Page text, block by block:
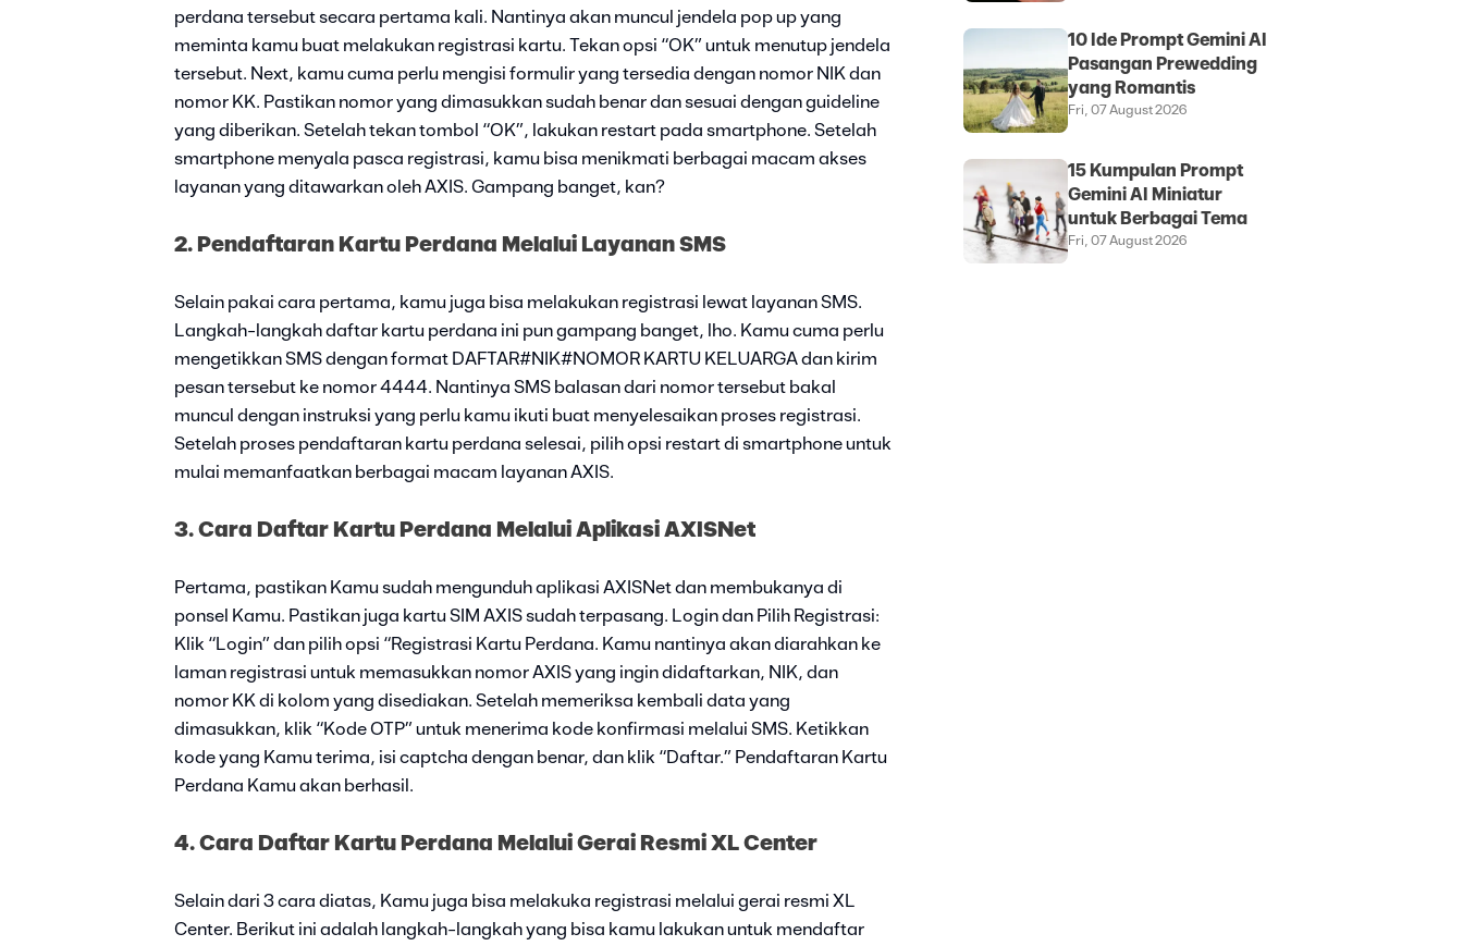
perdana tersebut secara pertama kali. Nantinya akan muncul jendela pop up yang
meminta kamu buat melakukan registrasi kartu. Tekan opsi “OK” untuk menutup jendela
tersebut. Next, kamu cuma perlu mengisi formulir yang tersedia dengan nomor NIK dan
nomor KK. Pastikan nomor yang dimasukkan sudah benar dan sesuai dengan guideline
yang diberikan. Setelah tekan tombol “OK”, lakukan restart pada smartphone. Setelah
smartphone menyala pasca registrasi, kamu bisa menikmati berbagai macam akses
layanan yang ditawarkan oleh AXIS. Gampang banget, kan?
2. Pendaftaran Kartu Perdana Melalui Layanan SMS
Selain pakai cara pertama, kamu juga bisa melakukan registrasi lewat layanan SMS.
Langkah-langkah daftar kartu perdana ini pun gampang banget, lho. Kamu cuma perlu
mengetikkan SMS dengan format DAFTAR#NIK#NOMOR KARTU KELUARGA dan kirim
pesan tersebut ke nomor 4444. Nantinya SMS balasan dari nomor tersebut bakal
muncul dengan instruksi yang perlu kamu ikuti buat menyelesaikan proses registrasi.
Setelah proses pendaftaran kartu perdana selesai, pilih opsi restart di smartphone untuk
mulai memanfaatkan berbagai macam layanan AXIS.
3. Cara Daftar Kartu Perdana Melalui Aplikasi AXISNet
Pertama, pastikan Kamu sudah mengunduh aplikasi AXISNet dan membukanya di
ponsel Kamu. Pastikan juga kartu SIM AXIS sudah terpasang. Login dan Pilih Registrasi:
Klik “Login” dan pilih opsi “Registrasi Kartu Perdana. Kamu nantinya akan diarahkan ke
laman registrasi untuk memasukkan nomor AXIS yang ingin didaftarkan, NIK, dan
nomor KK di kolom yang disediakan. Setelah memeriksa kembali data yang
dimasukkan, klik “Kode OTP” untuk menerima kode konfirmasi melalui SMS. Ketikkan
kode yang Kamu terima, isi captcha dengan benar, dan klik “Daftar.” Pendaftaran Kartu
Perdana Kamu akan berhasil.
4. Cara Daftar Kartu Perdana Melalui Gerai Resmi XL Center
Selain dari 3 cara diatas, Kamu juga bisa melakuka registrasi melalui gerai resmi XL
Center. Berikut ini adalah langkah-langkah yang bisa kamu lakukan untuk mendaftar
10 Ide Prompt Gemini AI
Pasangan Prewedding
yang Romantis
Fri, 07 August 2026
15 Kumpulan Prompt
Gemini AI Miniatur
untuk Berbagai Tema
Fri, 07 August 2026